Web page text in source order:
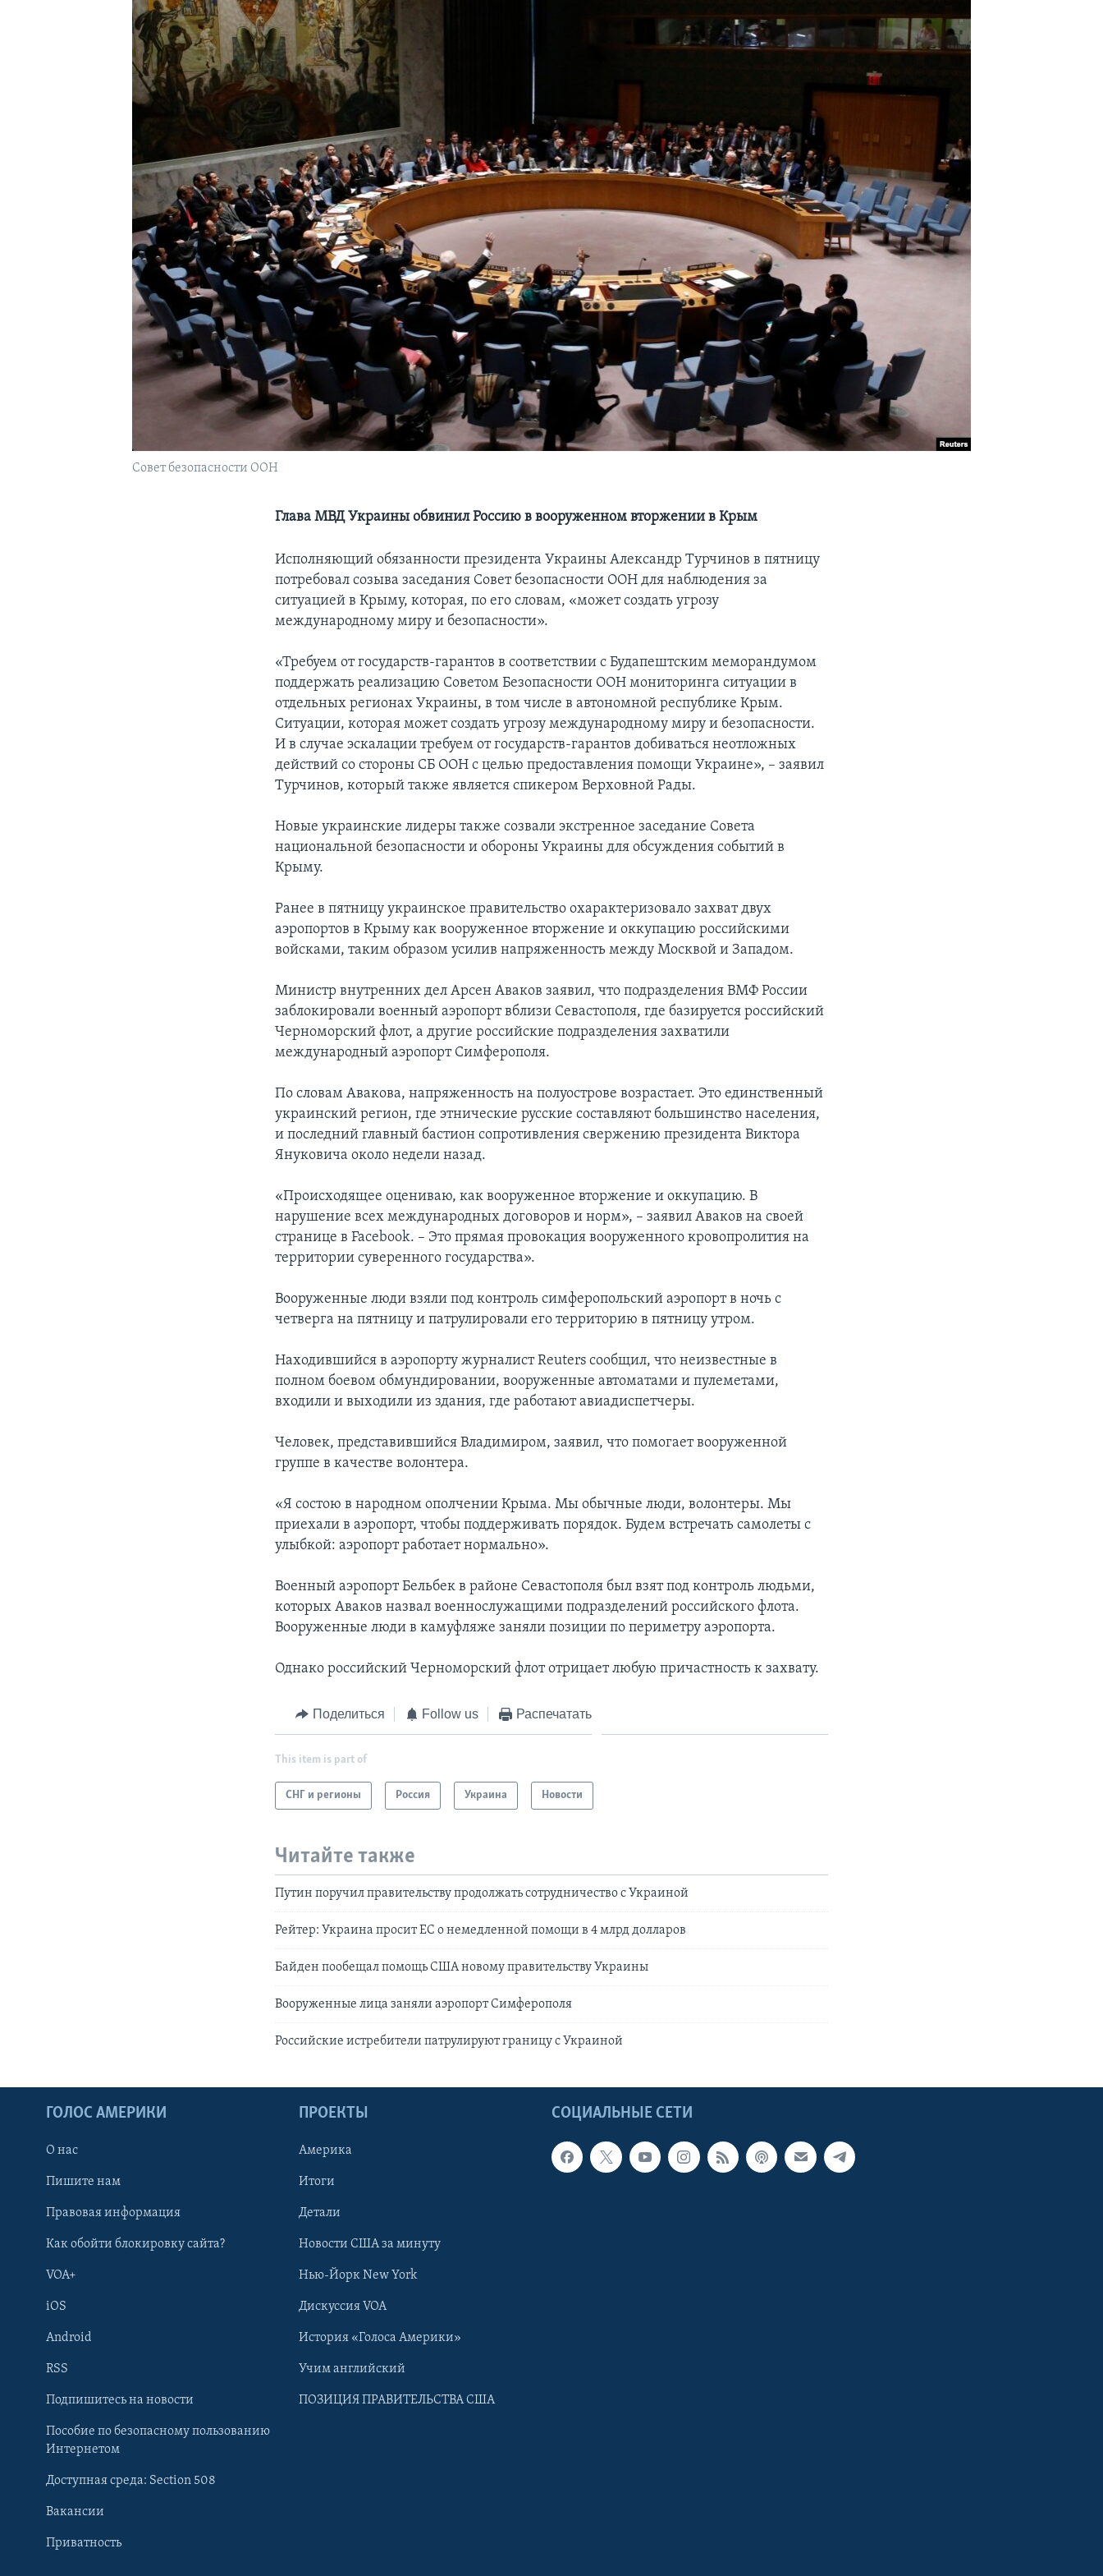
Learning English
Языки
Совет безопасности ООН
Глава МВД Украины обвинил Россию в вооруженном вторжении в Крым
Исполняющий обязанности президента Украины Александр Турчинов в пятницу
потребовал созыва заседания Совет безопасности ООН для наблюдения за
ситуацией в Крыму, которая, по его словам, «может создать угрозу
международному миру и безопасности».
«Требуем от государств-гарантов в соответствии с Будапештским меморандумом
поддержать реализацию Советом Безопасности ООН мониторинга ситуации в
отдельных регионах Украины, в том числе в автономной республике Крым.
Ситуации, которая может создать угрозу международному миру и безопасности.
И в случае эскалации требуем от государств-гарантов добиваться неотложных
действий со стороны СБ ООН с целью предоставления помощи Украине», – заявил
Турчинов, который также является спикером Верховной Рады.
Новые украинские лидеры также созвали экстренное заседание Совета
национальной безопасности и обороны Украины для обсуждения событий в
Крыму.
Ранее в пятницу украинское правительство охарактеризовало захват двух
аэропортов в Крыму как вооруженное вторжение и оккупацию российскими
войсками, таким образом усилив напряженность между Москвой и Западом.
Министр внутренних дел Арсен Аваков заявил, что подразделения ВМФ России
заблокировали военный аэропорт вблизи Севастополя, где базируется российский
Черноморский флот, а другие российские подразделения захватили
международный аэропорт Симферополя.
По словам Авакова, напряженность на полуострове возрастает. Это единственный
украинский регион, где этнические русские составляют большинство населения,
и последний главный бастион сопротивления свержению президента Виктора
Януковича около недели назад.
«Происходящее оцениваю, как вооруженное вторжение и оккупацию. В
нарушение всех международных договоров и норм», – заявил Аваков на своей
странице в Facebook. – Это прямая провокация вооруженного кровопролития на
территории суверенного государства».
Вооруженные люди взяли под контроль симферопольский аэропорт в ночь с
четверга на пятницу и патрулировали его территорию в пятницу утром.
Находившийся в аэропорту журналист Reuters сообщил, что неизвестные в
полном боевом обмундировании, вооруженные автоматами и пулеметами,
входили и выходили из здания, где работают авиадиспетчеры.
Человек, представившийся Владимиром, заявил, что помогает вооруженной
группе в качестве волонтера.
«Я состою в народном ополчении Крыма. Мы обычные люди, волонтеры. Мы
приехали в аэропорт, чтобы поддерживать порядок. Будем встречать самолеты с
улыбкой: аэропорт работает нормально».
Военный аэропорт Бельбек в районе Севастополя был взят под контроль людьми,
которых Аваков назвал военнослужащими подразделений российского флота.
Вооруженные люди в камуфляже заняли позиции по периметру аэропорта.
Однако российский Черноморский флот отрицает любую причастность к захвату.
Поделиться Follow us Распечатать
This item is part of
СНГ и регионы Россия Украина Новости
Читайте также
Путин поручил правительству продолжать сотрудничество с Украиной
Рейтер: Украина просит ЕС о немедленной помощи в 4 млрд долларов
Байден пообещал помощь США новому правительству Украины
Вооруженные лица заняли аэропорт Симферополя
Российские истребители патрулируют границу с Украиной
СОЦИАЛЬНЫЕ СЕТИ
ГОЛОС АМЕРИКИ
О нас
Пишите нам
Правовая информация
Как обойти блокировку сайта?
VOA+
iOS
Android
RSS
Подпишитесь на новости
Пособие по безопасному пользованию
Интернетом
Доступная среда: Section 508
Вакансии
Приватность
ПРОЕКТЫ
Америка
Итоги
Детали
Новости США за минуту
Нью-Йорк New York
Дискуссия VOA
История «Голоса Америки»
Учим английский
ПОЗИЦИЯ ПРАВИТЕЛЬСТВА США